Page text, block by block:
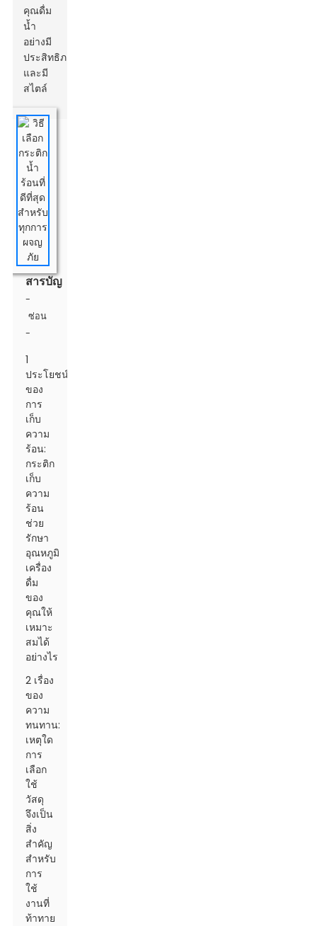
คุณดื่ม
น้ำ
อย่างมี
ประสิทธิภาพ
และมี
สไตล์
สารบัญ
-
ซ่อน
-
1
ประโยชน์
ของ
การ
เก็บ
ความ
ร้อน:
กระติก
เก็บ
ความ
ร้อน
ช่วย
รักษา
อุณหภูมิ
เครื่อง
ดื่ม
ของ
คุณให้
เหมาะ
สมได้
อย่างไร
2 เรื่อง
ของ
ความ
ทนทาน:
เหตุใด
การ
เลือก
ใช้
วัสดุ
จึงเป็น
สิ่ง
สำคัญ
สำหรับ
การ
ใช้
งานที่
ท้าทาย